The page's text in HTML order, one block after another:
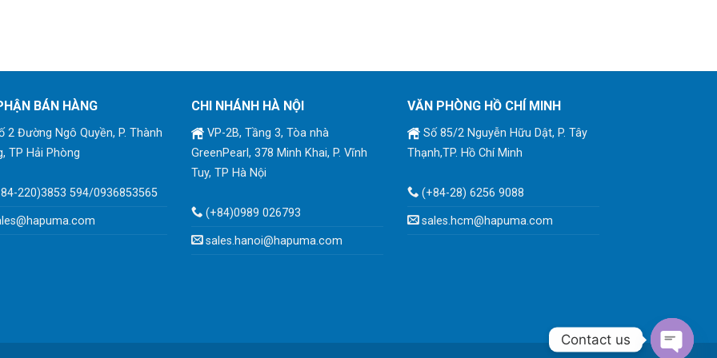
BÁN HÀNG
2 Đường Ngô Quyền, P. Thành
TP Hải Phòng
220)3853 594/0936853565
CHI NHÁNH HÀ NỘI
VP-2B, Tầng 3, Tòa nhà
GreenPearl, 378 Minh Khai, P. Vĩnh
Tuy, TP Hà Nội
(+84)0989 026793
sales.hanoi@hapuma.com
VĂN PHÒNG HỒ CHÍ MINH
Số 85/2 Nguyễn Hữu Dật, P. Tây
Thạnh,TP. Hồ Chí Minh
(+84-28) 6256 9088
sales.hcm@hapuma.com
Contact us